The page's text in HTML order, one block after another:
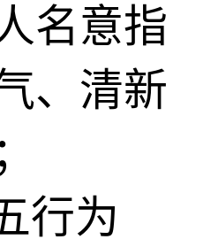
名意指
、清新
行为